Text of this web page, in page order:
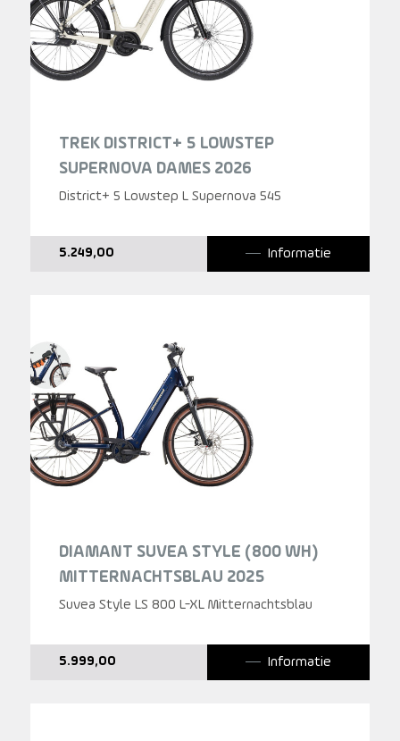
TREK DISTRICT+ 5 LOWSTEP
SUPERNOVA DAMES 2026
District+ 5 Lowstep L Supernova 545
5.249,00 Informatie
DIAMANT SUVEA STYLE (800 WH)
MITTERNACHTSBLAU 2025
Suvea Style LS 800 L-XL Mitternachtsblau
5.999,00 Informatie